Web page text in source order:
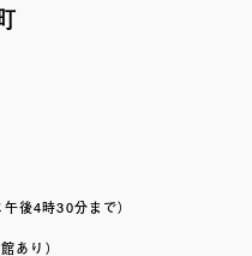
午後4時30分まで）
あり）